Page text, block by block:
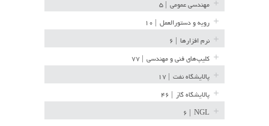
مهندسی عمومی
رویه و دستورالعمل
نرم افزارها
کلیپ‌های فنی و مهندسی
پالایشگاه نفت
پالایشگاه گاز
NGL